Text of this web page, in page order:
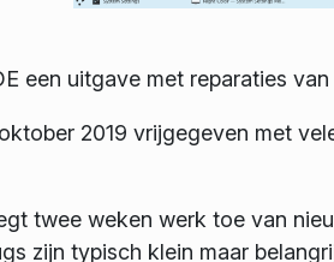
een uitgave met reparaties
2019 vrijgegeven met
twee weken werk toe van
zijn typisch klein maar